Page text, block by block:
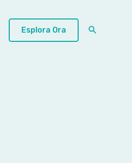
Esplora Ora Cerca